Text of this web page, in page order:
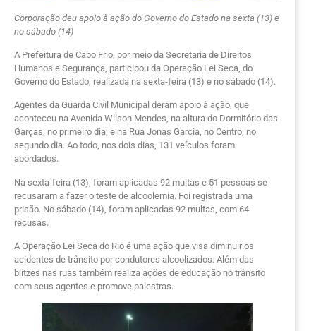
Corporação deu apoio à ação do Governo do Estado na sexta (13) e
no sábado (14)
A Prefeitura de Cabo Frio, por meio da Secretaria de Direitos
Humanos e Segurança, participou da Operação Lei Seca, do
Governo do Estado, realizada na sexta-feira (13) e no sábado (14).
Agentes da Guarda Civil Municipal deram apoio à ação, que
aconteceu na Avenida Wilson Mendes, na altura do Dormitório das
Garças, no primeiro dia; e na Rua Jonas Garcia, no Centro, no
segundo dia. Ao todo, nos dois dias, 131 veículos foram
abordados.
Na sexta-feira (13), foram aplicadas 92 multas e 51 pessoas se
recusaram a fazer o teste de alcoolemia. Foi registrada uma
prisão. No sábado (14), foram aplicadas 92 multas, com 64
recusas.
A Operação Lei Seca do Rio é uma ação que visa diminuir os
acidentes de trânsito por condutores alcoolizados. Além das
blitzes nas ruas também realiza ações de educação no trânsito
com seus agentes e promove palestras.